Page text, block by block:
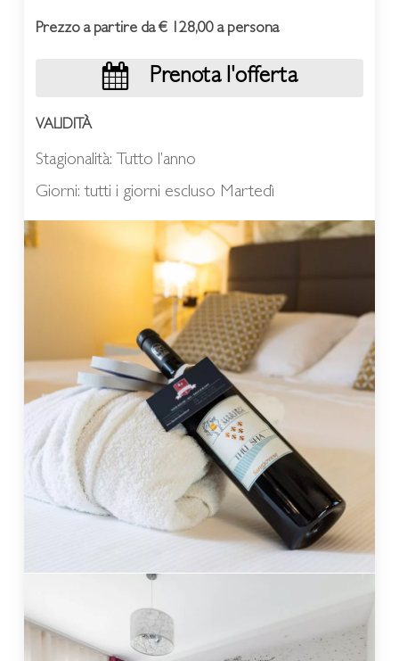
Prezzo a partire da € 128,00 a persona
Prenota l'offerta
VALIDITÀ
Stagionalità: Tutto l’anno
Giorni: tutti i giorni escluso Martedì